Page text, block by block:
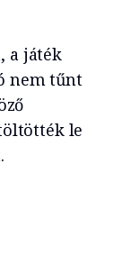
a játék
nem tűnt
le